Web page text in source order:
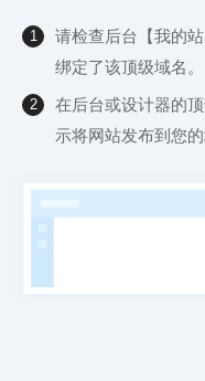
1
请检查后台【我的
绑定了该顶级域名。
2
在后台或设计器的
示将网站发布到您的